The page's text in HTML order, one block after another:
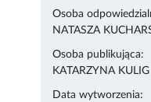
Osoba
NATASZA
Osoba publikująca:
KATARZYNA KULIG
Data wytworzenia: